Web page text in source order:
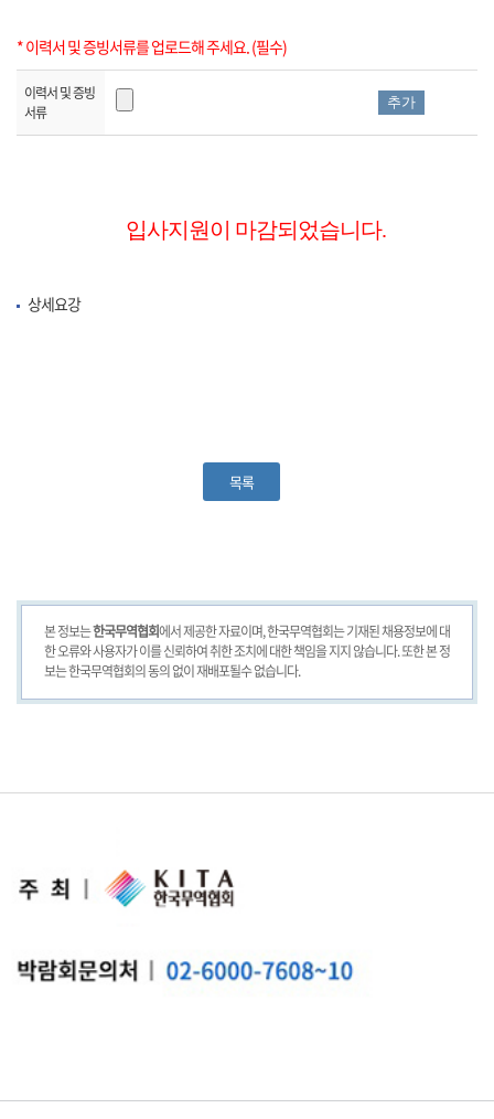
* 이력서 및 증빙서류를 업로드해 주세요. (필수)
이력서 및 증빙
서류
추가
입사지원이 마감되었습니다.
상세요강
목록
본 정보는한국무역협회에서 제공한 자료이며, 한국무역협회는 기재된 채용정보에 대
한 오류와 사용자가 이를 신뢰하여 취한 조치에 대한 책임을 지지 않습니다. 또한 본 정
보는 한국무역협회의 동의 없이 재배포될수 없습니다.